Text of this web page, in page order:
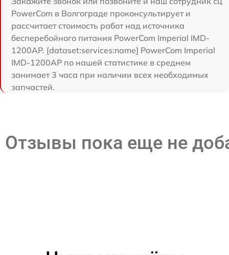
PowerCom в Волгограде проконсультирует и
рассчитает стоимость работ над источника
бесперебойного питания PowerCom Imperial IMD-
1200AP. [dataset:services:name] PowerCom Imperial
IMD-1200AP по нашей статистике в среднем
занимает 3 часа при наличии всех необходимых
запчастей.
Отзывы пока еще не